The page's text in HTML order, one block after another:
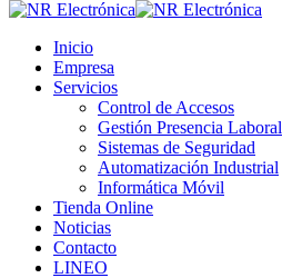
Inicio
Empresa
Servicios
Control de Accesos
Gestión Presencia Laboral
Sistemas de Seguridad
Automatización Industrial
Informática Móvil
Tienda Online
Noticias
Contacto
LINEO